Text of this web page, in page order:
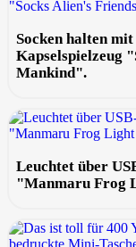
Socken halten
Kapselspielzeug
Mankind".
Leuchtet über
"Manmaru Frog